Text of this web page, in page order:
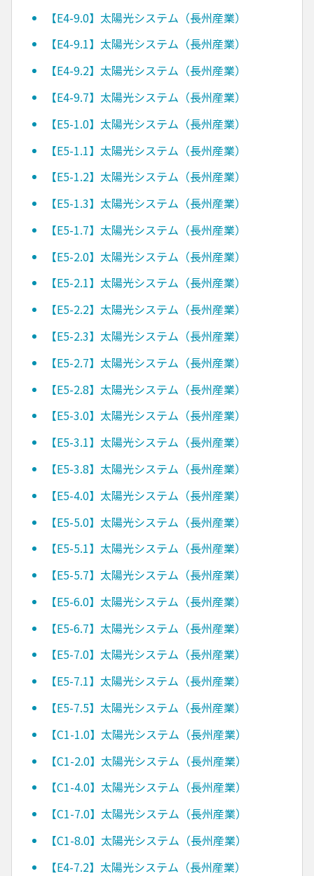
【E4-9.0】太陽光システム（長州産業）
【E4-9.1】太陽光システム（長州産業）
【E4-9.2】太陽光システム（長州産業）
【E4-9.7】太陽光システム（長州産業）
【E5-1.0】太陽光システム（長州産業）
【E5-1.1】太陽光システム（長州産業）
【E5-1.2】太陽光システム（長州産業）
【E5-1.3】太陽光システム（長州産業）
【E5-1.7】太陽光システム（長州産業）
【E5-2.0】太陽光システム（長州産業）
【E5-2.1】太陽光システム（長州産業）
【E5-2.2】太陽光システム（長州産業）
【E5-2.3】太陽光システム（長州産業）
【E5-2.7】太陽光システム（長州産業）
【E5-2.8】太陽光システム（長州産業）
【E5-3.0】太陽光システム（長州産業）
【E5-3.1】太陽光システム（長州産業）
【E5-3.8】太陽光システム（長州産業）
【E5-4.0】太陽光システム（長州産業）
【E5-5.0】太陽光システム（長州産業）
【E5-5.1】太陽光システム（長州産業）
【E5-5.7】太陽光システム（長州産業）
【E5-6.0】太陽光システム（長州産業）
【E5-6.7】太陽光システム（長州産業）
【E5-7.0】太陽光システム（長州産業）
【E5-7.1】太陽光システム（長州産業）
【E5-7.5】太陽光システム（長州産業）
【C1-1.0】太陽光システム（長州産業）
【C1-2.0】太陽光システム（長州産業）
【C1-4.0】太陽光システム（長州産業）
【C1-7.0】太陽光システム（長州産業）
【C1-8.0】太陽光システム（長州産業）
【E4-7.2】太陽光システム（長州産業）